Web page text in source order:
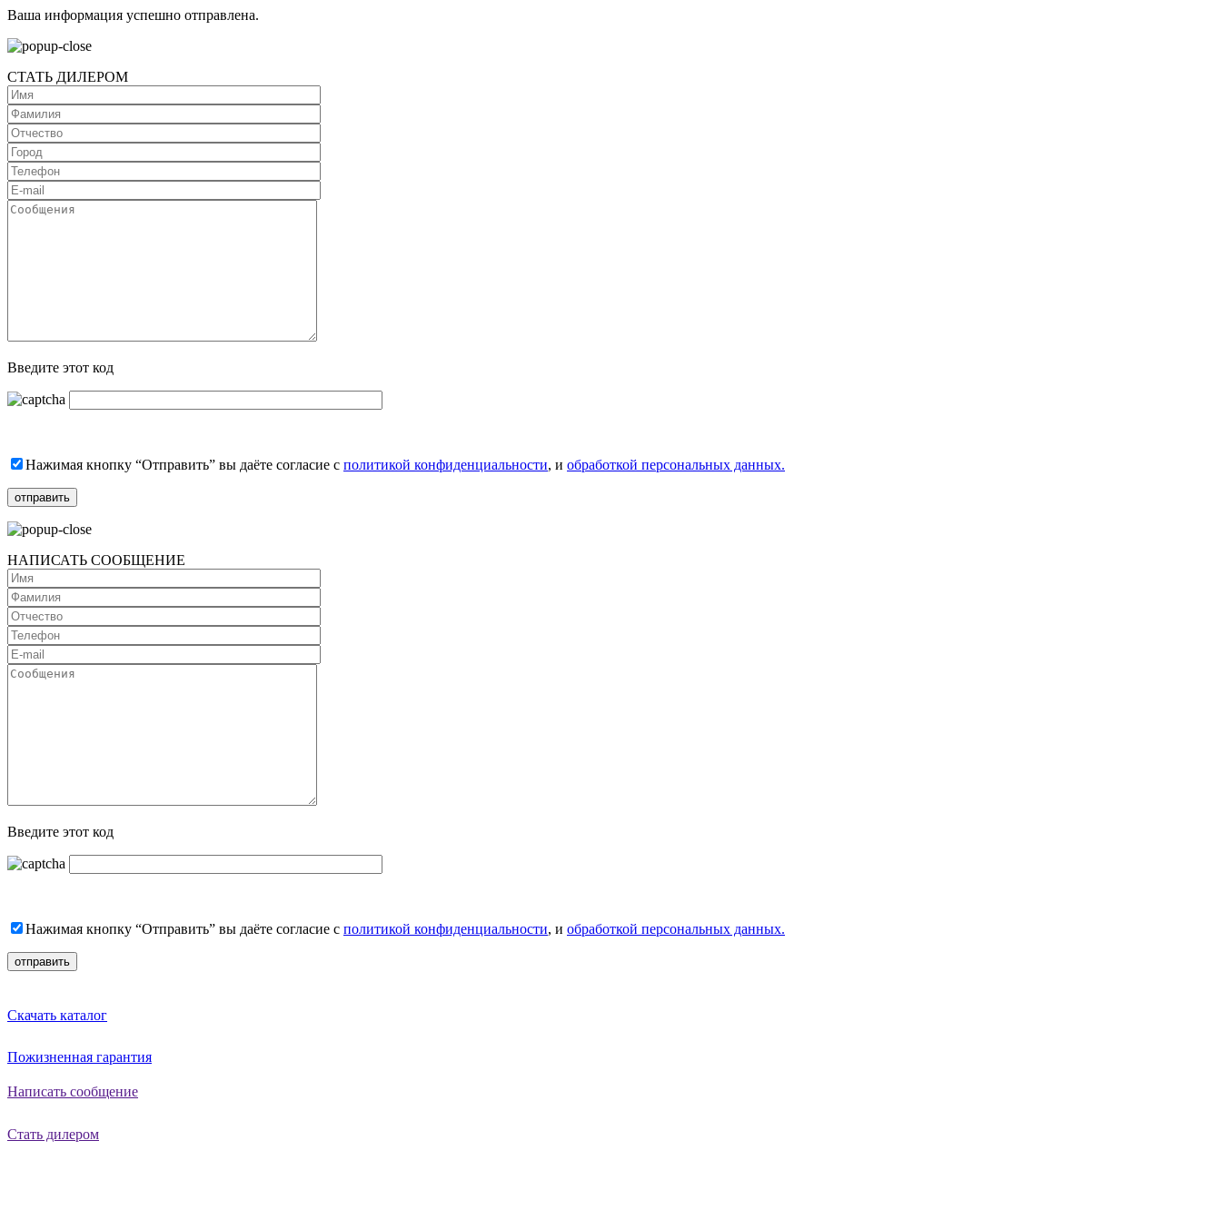
Ваша информация успешно отправлена.
СТАТЬ ДИЛЕРОМ
Введите этот код
Нажимая кнопку “Отправить” вы даёте согласие с политикой конфиденциальности, и обработкой персональных данных.
НАПИСАТЬ СООБЩЕНИЕ
Введите этот код
Нажимая кнопку “Отправить” вы даёте согласие с политикой конфиденциальности, и обработкой персональных данных.
Скачать каталог
Пожизненная гарантия
Написать сообщение
Стать дилером